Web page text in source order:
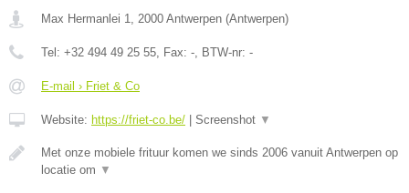
Max Hermanlei 1, 2000 Antwerpen (Antwerpen)
Tel: +32 494 49 25 55, Fax: -, BTW-nr: -
E-mail › Friet & Co
Website: https://friet-co.be/ Screenshot ▼
Met onze mobiele frituur komen we sinds 2006 vanuit Antwerpen op
locatie om ▼